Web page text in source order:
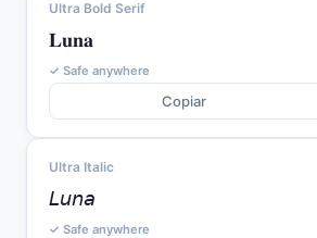
Ultra Bold Serif
𝐋𝐮𝐧𝐚
✓ Safe anywhere
Copiar
Ultra Italic
𝘓𝘶𝘯𝘢
✓ Safe anywhere